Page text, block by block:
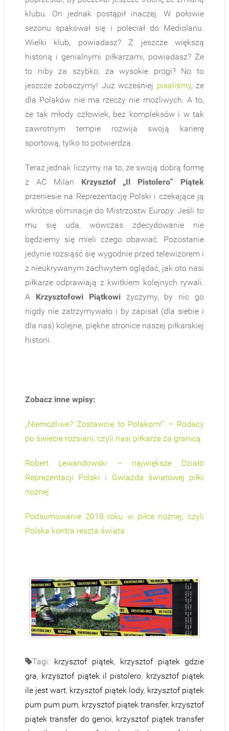
klubu. On jednak postąpił inaczej. W połowie
sezonu spakował się i poleciał do Mediolanu.
Wielki klub, powiadasz? Z jeszcze większą
historią i genialnymi piłkarzami, powiadasz? Że
to niby za szybko, za wysokie progi? No to
jeszcze zobaczymy! Już wcześniej pisaliśmy, że
dla Polaków nie ma rzeczy nie możliwych. A to,
że tak młody człowiek, bez kompleksów i w tak
zawrotnym tempie rozwija swoją karierę
sportową, tylko to potwierdza.
Teraz jednak liczymy na to, że swoją dobrą formę
z AC Milan Krzysztof „Il Pistolero” Piątek
przeniesie na Reprezentację Polski i czekające ją
wkrótce eliminacje do Mistrzostw Europy. Jeśli to
mu się uda, wówczas zdecydowanie nie
będziemy się mieli czego obawiać. Pozostanie
jedynie rozsiąść się wygodnie przed telewizorem i
z nieukrywanym zachwytem oglądać, jak oto nasi
piłkarze odprawiają z kwitkiem kolejnych rywali.
A Krzysztofowi Piątkowiżyczymy, by nic go
nigdy nie zatrzymywało i by zapisał (dla siebie i
dla nas) kolejne, piękne stronice naszej piłkarskiej
historii.
Zobacz inne wpisy:
„Niemożliwe? Zostawcie to Polakom!” – Rodacy
po świecie rozsiani, czyli nasi piłkarze za granicą
Robert Lewandowski – największe Działo
Reprezentacji Polski i Gwiazda światowej piłki
nożnej
Podsumowanie 2018 roku w piłce nożnej, czyli
Polska kontra reszta świata
Tagi: krzysztof piątek, krzysztof piątek gdzie
gra, krzysztof piątek il pistolero, krzysztof piątek
ile jest wart, krzysztof piątek lody, krzysztof piątek
pum pum pum, krzysztof piątek transfer, krzysztof
piątek transfer do genoi, krzysztof piątek transfer